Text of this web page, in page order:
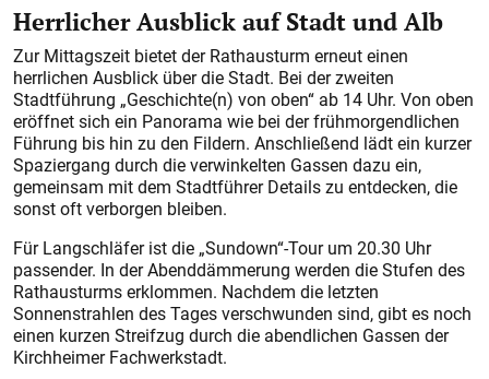
Herrlicher Ausblick auf Stadt und Alb
Zur Mittagszeit bietet der Rathausturm erneut einen
herrlichen Ausblick über die Stadt. Bei der zweiten
Stadtführung „Geschichte(n) von oben“ ab 14 Uhr. Von oben
eröffnet sich ein Panorama wie bei der frühmorgendlichen
Führung bis hin zu den Fildern. Anschließend lädt ein kurzer
Spaziergang durch die verwinkelten Gassen dazu ein,
gemeinsam mit dem Stadtführer Details zu entdecken, die
sonst oft verborgen bleiben.
Für Langschläfer ist die „Sundown“-Tour um 20.30 Uhr
passender. In der Abenddämmerung werden die Stufen des
Rathausturms erklommen. Nachdem die letzten
Sonnenstrahlen des Tages verschwunden sind, gibt es noch
einen kurzen Streifzug durch die abendlichen Gassen der
Kirchheimer Fachwerkstadt.